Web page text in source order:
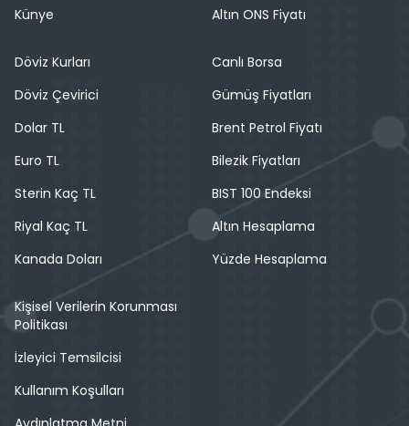
Künye
Altın ONS Fiyatı
Döviz Kurları
Döviz Çevirici
Dolar TL
Euro TL
Sterin Kaç TL
Riyal Kaç TL
Kanada Doları
Canlı Borsa
Gümüş Fiyatları
Brent Petrol Fiyatı
Bilezik Fiyatları
BIST 100 Endeksi
Altın Hesaplama
Yüzde Hesaplama
Kişisel Verilerin Korunması
Politikası
İzleyici Temsilcisi
Kullanım Koşulları